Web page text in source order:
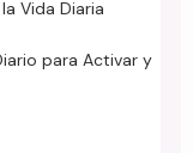
Vida Diaria
para Activar y